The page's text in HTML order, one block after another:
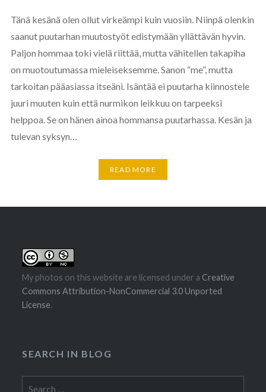
Tänä kesänä olen ollut virkeämpi kuin vuosiin. Niinpä olenkin
saanut puutarhan muutostyöt edistymään yllättävän hyvin.
Paljon hommaa toki vielä riittää, mutta vähitellen takapiha
on muotoutumassa mieleiseksemme. Sanon “me”, mutta
tarkoitan pääasiassa itseäni. Isäntää ei puutarha kiinnostele
juuri muuten kuin että nurmikon leikkuu on tarpeeksi
helppoa. Se on hänen ainoa hommansa puutarhassa. Kesän ja
tulevan syksyn…
READ MORE
My photos on this website are licensed under a Creative
Commons Attribution-NonCommercial 3.0 Unported
License.
SEARCH IN BLOG